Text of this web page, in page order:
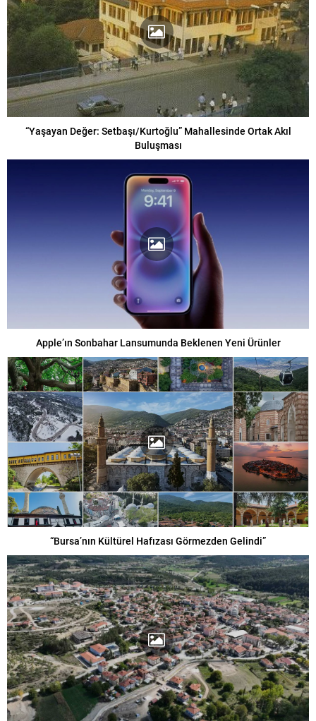
“Yaşayan Değer: Setbaşı/Kurtoğlu” Mahallesinde Ortak Akıl
Buluşması
Apple’ın Sonbahar Lansumunda Beklenen Yeni Ürünler
“Bursa’nın Kültürel Hafızası Görmezden Gelindi”